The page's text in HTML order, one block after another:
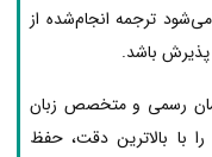
می‌شود ترجمه انجام‌شده از
پذیرش باشد.
رسمی و متخصص زبان
با بالاترین دقت، حفظ